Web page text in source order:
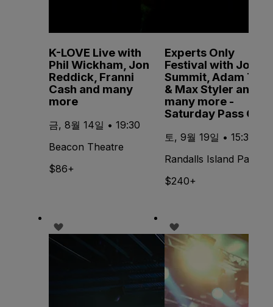
K-LOVE Live with
Phil Wickham, Jon
Reddick, Franni
Cash and many
more
금, 8월 14일 • 19:30
Beacon Theatre
$86+
Experts Only
Festival with John
Summit, Adam Ten
& Max Styler and
many more -
Saturday Pass Only
토, 9월 19일 • 15:30
Randalls Island Park
$240+